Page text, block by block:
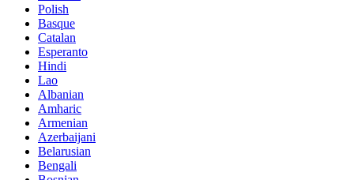
Polish
Basque
Catalan
Esperanto
Hindi
Lao
Albanian
Amharic
Armenian
Azerbaijani
Belarusian
Bengali